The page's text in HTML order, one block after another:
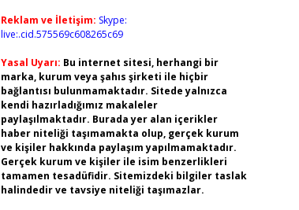
Reklam ve İletişim: Skype:
live:.cid.575569c608265c69
Yasal Uyarı: Bu internet sitesi, herhangi bir
marka, kurum veya şahıs şirketi ile hiçbir
bağlantısı bulunmamaktadır. Sitede yalnızca
kendi hazırladığımız makaleler
paylaşılmaktadır. Burada yer alan içerikler
haber niteliği taşımamakta olup, gerçek kurum
ve kişiler hakkında paylaşım yapılmamaktadır.
Gerçek kurum ve kişiler ile isim benzerlikleri
tamamen tesadüfidir. Sitemizdeki bilgiler taslak
halindedir ve tavsiye niteliği taşımazlar.